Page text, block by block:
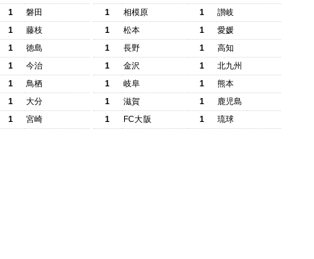
1
磐田
1
藤枝
1
徳島
1
今治
1
鳥栖
1
大分
1 宮崎
1
相模原 1
讃岐
1
松本 1
愛媛
1
長野 1
高知
1
金沢 1
北九州
1
岐阜 1
熊本
1
滋賀 1
鹿児島
1
FC大阪 1 琉球